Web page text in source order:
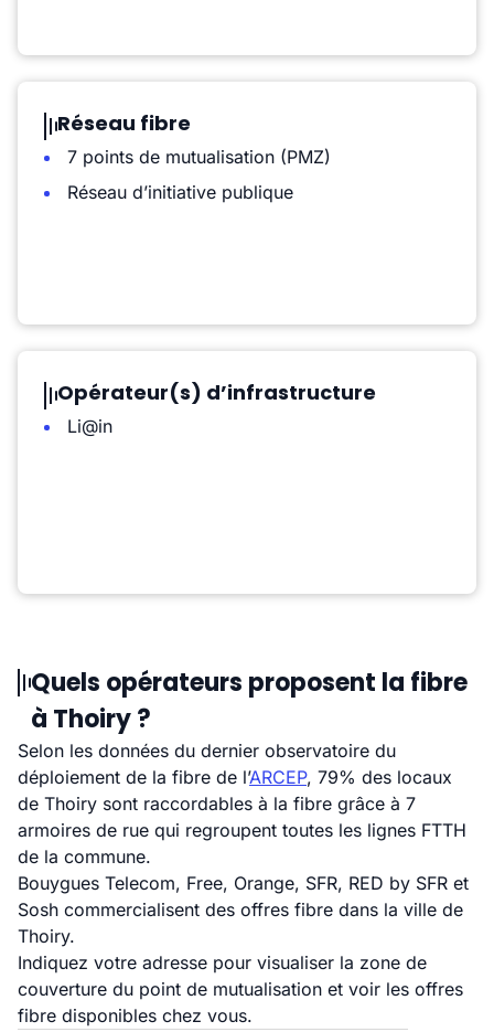
Réseau fibre
7 points de mutualisation (PMZ)
Réseau d’initiative publique
Opérateur(s) d’infrastructure
Li@in
Quels opérateurs proposent la fibre
à Thoiry ?
Selon les données du dernier observatoire du
déploiement de la fibre de l’ARCEP, 79% des locaux
de Thoiry sont raccordables à la fibre grâce à 7
armoires de rue qui regroupent toutes les lignes FTTH
de la commune.
Bouygues Telecom, Free, Orange, SFR, RED by SFR et
Sosh commercialisent des offres fibre dans la ville de
Thoiry.
Indiquez votre adresse pour visualiser la zone de
couverture du point de mutualisation et voir les offres
fibre disponibles chez vous.